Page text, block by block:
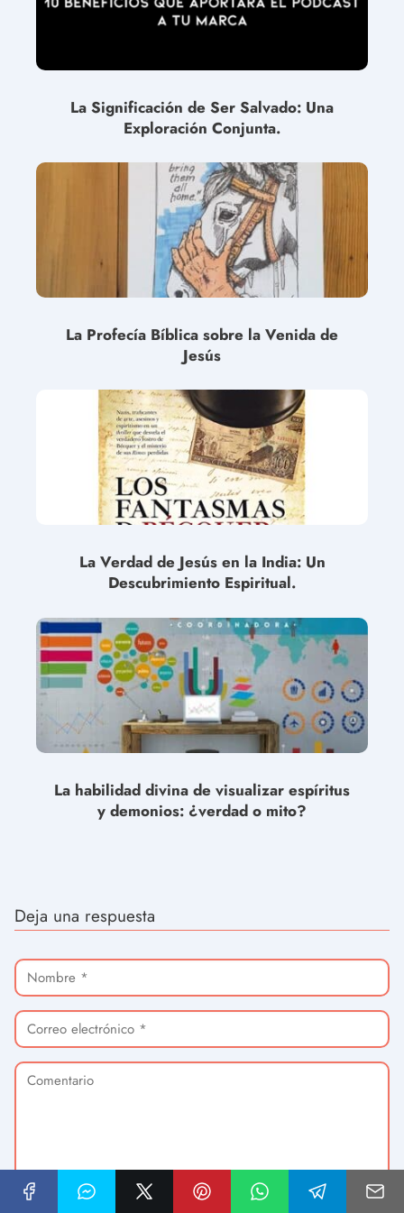
La Significación de Ser Salvado: Una
Exploración Conjunta.
La Profecía Bíblica sobre la Venida de
Jesús
La Verdad de Jesús en la India: Un
Descubrimiento Espiritual.
La habilidad divina de visualizar espíritus
y demonios: ¿verdad o mito?
Deja una respuesta